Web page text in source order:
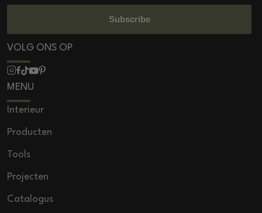
Subscribe
VOLG ONS OP
MENU
Interieur
Producten
Tools
Projecten
Catalogus